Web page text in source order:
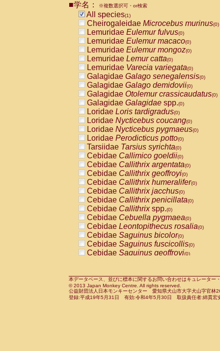
CebidaeCebus nigrivittatus
CebidaeCebus
CebidaeSaimiri boliviensis(0)
CebidaeSaimiri sciureus(0)
AtelidaeAlouatta caraya(0)
AtelidaeAlouatta fusca(0)
AtelidaeAlouatta seniculus
AtelidaeAlouattaspp.(0)
AtelidaeAteles belzebuth(0)
AtelidaeAteles geoffroyi(0)
AtelidaeAteles paniscus(0)
AtelidaeAtelesspp.(0)
Atelidae Lagothrix lagothricha
AtelidaeLagothrix lagothricha cana
PitheciidaeCacajao calvus
PitheciidaeCallicebus cupreus
PitheciidaeCallicebus donacophilus
PitheciidaeCallicebus moloch
PitheciidaeCallicebus torquatus
PitheciidaeCallicebusspp.(0)
PitheciidaeChiropotes satanas(0)
PitheciidaePithecia monachus
PitheciidaePithecia pithecia(0)
CercopithecidaeCercocebus agilis
CercopithecidaeCercocebus
CercopithecidaeCercocebus
CercopithecidaeCercocebus
CercopithecidaeCercocebus
CercopithecidaeCercocebushybrid
CercopithecidaePapio anubis(0)
CercopithecidaePapio cynocephalus
CercopithecidaePapio hamadryas(0)
■学名： ※複数選択可・or検索
All species(1)
Cheirogaleidae Microcebus murinus(0)
Lemuridae Eulemur fulvus(0)
Lemuridae Eulemur macaco(0)
Lemuridae Eulemur mongoz(0)
Lemuridae Lemur catta(0)
Lemuridae Varecia variegata(0)
Galagidae Galago senegalensis(0)
Galagidae Galago demidovii(0)
Galagidae Otolemur crassicaudatus(0)
Galagidae Galagidae spp.(0)
Loridae Loris tardigradus(0)
Loridae Nycticebus coucang(0)
Loridae Nycticebus pygmaeus(0)
Loridae Perodicticus potto(0)
Tarsiidae Tarsius syrichta(0)
Cebidae Callimico goeldii(0)
Cebidae Callithrix argentata(0)
Cebidae Callithrix geoffroyi(0)
Cebidae Callithrix humeralifer(0)
Cebidae Callithrix jacchus(0)
Cebidae Callithrix penicillata(0)
Cebidae Callithrixspp.(0)
Cebidae Cebuella pygmaea(0)
Cebidae Leontopithecus rosalia(0)
Cebidae Saguinus bicolor(0)
Cebidae Saguinus fuscicollis(0)
Cebidae Saguinus geoffroyi(0)
CebidaeSaguinus leucopus(0)
CebidaeSaguinus midas(0)
Cebidae Saguinus mystax(0)
本データベース、並びに標本に関するお問い合わせはキュレータ
© 2013 Japan Monkey Centre. All rights reserved.
公益財団法人日本モンキーセンター 愛知県犬山市大字犬山字官
登録:平成19年5月31日 有効:令和4年5月30日 取扱責任者:綿貫宏